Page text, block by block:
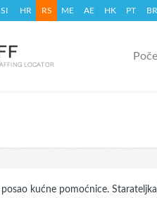
SI HR RS ME AE HK PT BR
posao kućne pomoćnice.